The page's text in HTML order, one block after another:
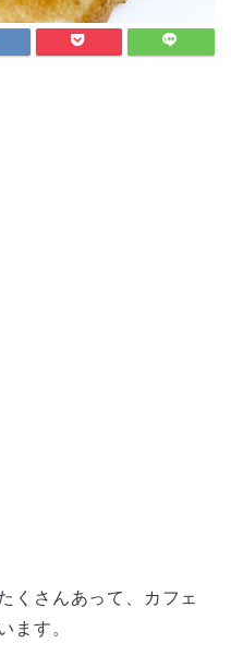
くさんあって、カフェ
ます。